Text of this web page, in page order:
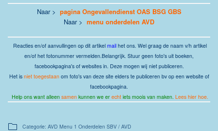
Naar > pagina Ongevallendienst OAS BSG GBS
Naar > menu onderdelen AVD
Reactiesen/of aanvullingen op dit artikel mail het ons. Wel graag de naam v/h artikel
en/of het fotonummer vermelden. Belangrijk. Stuur geen foto's uit boeken,
facebookpagina's of websites in. Deze mogen wij niet publiceren.
Het is niet toegestaanom foto's van deze site elders te publiceren bv op een website of
facebookpagina.
Help ons want alleen samen kunnen we er echt iets moois van maken. Lees hier hoe.
Categorie: AVD Menu 1 Onderdelen SBV / AVD